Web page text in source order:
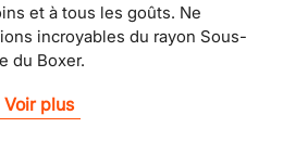
et à tous les goûts. Ne
incroyables du rayon Sous-
du Boxer.
Voir plus